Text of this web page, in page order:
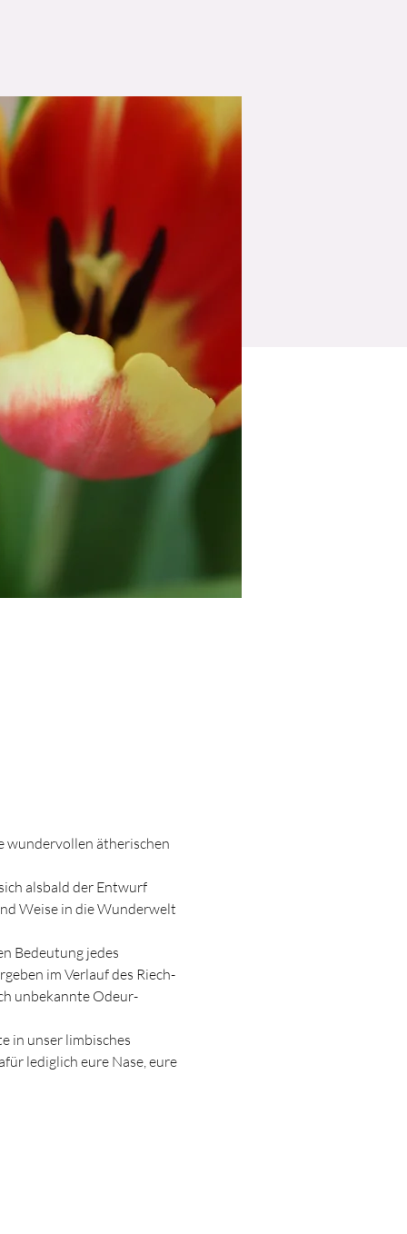
wundervollen ätherischen
alsbald der Entwurf
Weise in die Wunderwelt
Bedeutung jedes
im Verlauf des Riech-
unbekannte Odeur-
in unser limbisches
lediglich eure Nase, eure